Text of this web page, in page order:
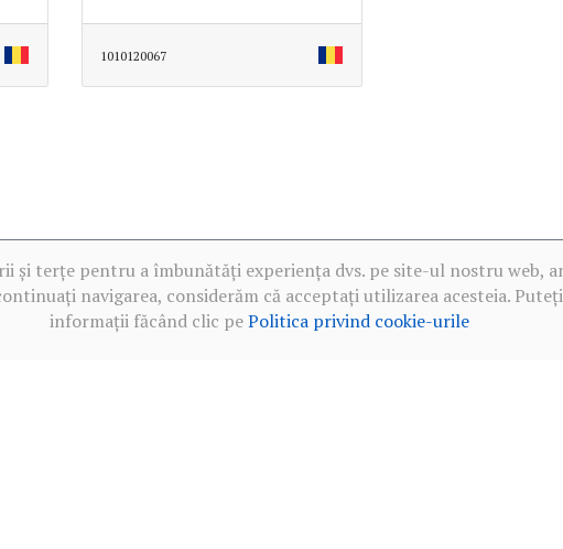
1010120067
și terțe pentru a îmbunătăți experiența dvs. pe site-ul nostru web,
navigarea, considerăm că acceptați utilizarea acesteia.
informații făcând clic pePolitica privind cookie-urile